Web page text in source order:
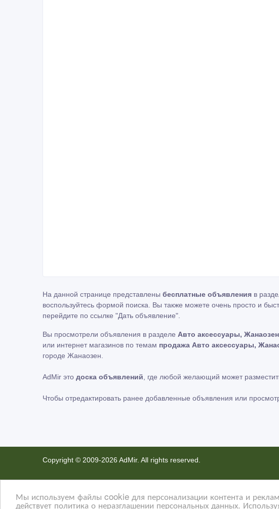
Мы используем файлы cookie для персонализации контента и
действует политика о неразглашении персональных данных.
На данной странице представлены бесплатные объявления в
воспользуйтесь формой поиска. Вы также можете очень просто и
перейдите по ссылке "Дать объявление".
Вы просмотрели объявления в разделе Авто аксессуары, Жанаозен
или интернет магазинов по темам продажа Авто аксессуары,
городе Жанаозен.
AdMir это доска объявлений, где любой желающий может
Чтобы отредактировать ранее добавленные объявления или
Copyright © 2009-2026 AdMir. All rights reserved.
Администрация сайта AdMir не несет ответственность за
Конфиденциальность наших пользователей ценится. Мы не
не несем ответственность за правила конфиденциальности сайтов